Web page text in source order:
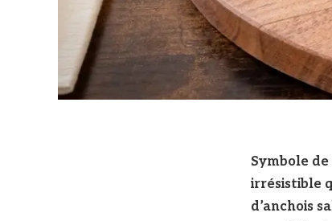
Symbole
irrésistible
d’anchois